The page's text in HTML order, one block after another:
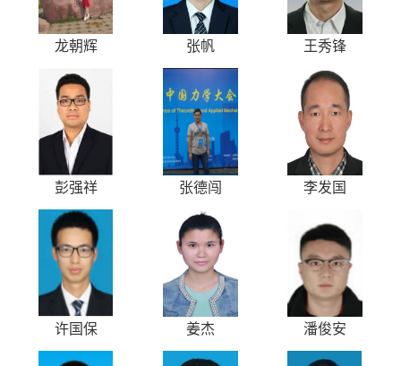
龙朝辉 张帆 王秀锋
彭强祥 张德闯 李发国
许国保 姜杰 潘俊安